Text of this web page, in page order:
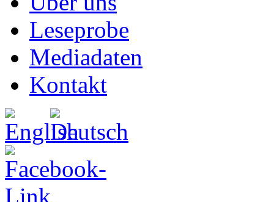
Leseprobe
Mediadaten
Kontakt